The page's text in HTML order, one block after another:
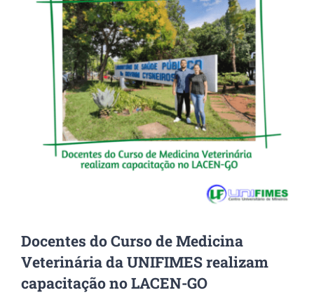
Docentes do Curso de Medicina
Veterinária da UNIFIMES realizam
capacitação no LACEN-GO